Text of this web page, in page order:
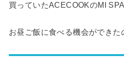
買っていたACECOOKのMI
お昼ご飯に食べる機会ができた